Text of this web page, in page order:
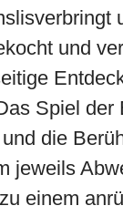
und
Spiel der
die
jeweils
einem